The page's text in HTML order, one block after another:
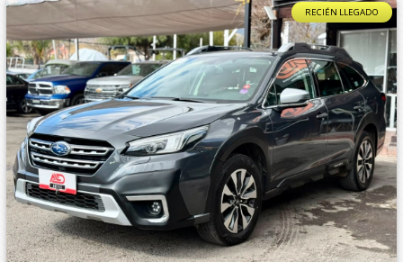
RECIÉN LLEGADO